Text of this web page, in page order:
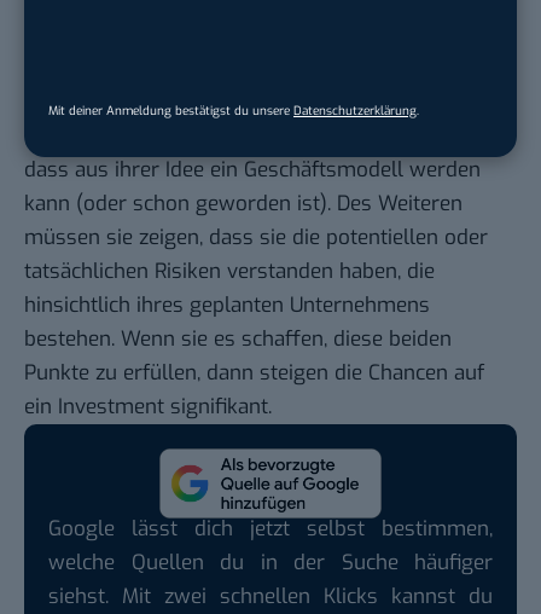
Mit deiner Anmeldung bestätigst du unsere Datenschutzerklärung.
Überlegungen anstellen, wenn sie Investoren
überzeugen wollen. Sie müssen zeigen können,
dass aus ihrer Idee ein Geschäftsmodell werden
kann (oder schon geworden ist). Des Weiteren
müssen sie zeigen, dass sie die potentiellen oder
tatsächlichen Risiken verstanden haben, die
hinsichtlich ihres geplanten Unternehmens
bestehen. Wenn sie es schaffen, diese beiden
Punkte zu erfüllen, dann steigen die Chancen auf
ein Investment signifikant.
Google lässt dich jetzt selbst bestimmen,
welche Quellen du in der Suche häufiger
siehst. Mit zwei schnellen Klicks kannst du